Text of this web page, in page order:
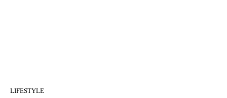
LIFESTYLE